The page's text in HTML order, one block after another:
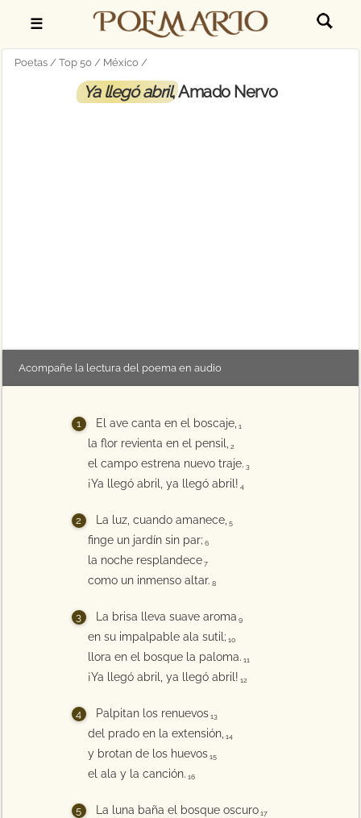
☰
Poetas Top 50 México
Ya llegó abril, Amado Nervo
Acompañe la lectura del poema en audio
El ave canta en el boscaje, 1
la flor revienta en el pensil, 2
el campo estrena nuevo traje. 3
¡Ya llegó abril, ya llegó abril! 4
La luz, cuando amanece, 5
finge un jardín sin par; 6
la noche resplandece 7
como un inmenso altar. 8
La brisa lleva suave aroma 9
en su impalpable ala sutil; 10
llora en el bosque la paloma. 11
¡Ya llegó abril, ya llegó abril! 12
Palpitan los renuevos 13
del prado en la extensión, 14
y brotan de los huevos 15
el ala y la canción. 16
La luna baña el bosque oscuro 17